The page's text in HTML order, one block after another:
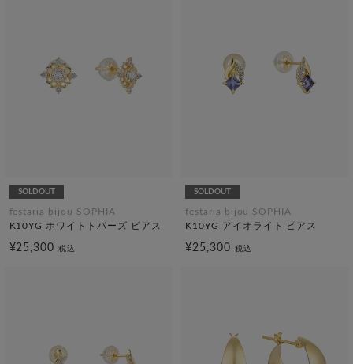
SOLDOUT
festaria bijou SOPHIA
K10YG ホワイトトパーズ ピアス
¥25,300税込
SOLDOUT
festaria bijou SOPHIA
K10YG アイオライト ピアス
¥25,300 税込